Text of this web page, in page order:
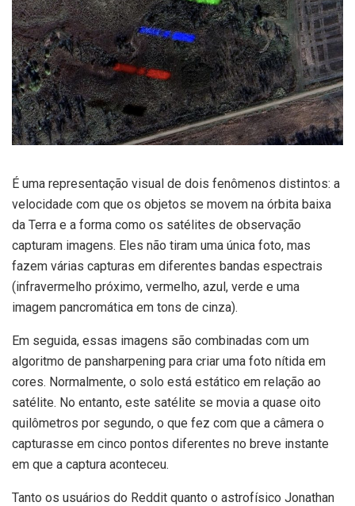
É uma representação visual de dois fenômenos distintos: a
velocidade com que os objetos se movem na órbita baixa
da Terra e a forma como os satélites de observação
capturam imagens. Eles não tiram uma única foto, mas
fazem várias capturas em diferentes bandas espectrais
(infravermelho próximo, vermelho, azul, verde e uma
imagem pancromática em tons de cinza).
Em seguida, essas imagens são combinadas com um
algoritmo de pansharpening para criar uma foto nítida em
cores. Normalmente, o solo está estático em relação ao
satélite. No entanto, este satélite se movia a quase oito
quilômetros por segundo, o que fez com que a câmera o
capturasse em cinco pontos diferentes no breve instante
em que a captura aconteceu.
Tanto os usuários do Reddit quanto o astrofísico Jonathan